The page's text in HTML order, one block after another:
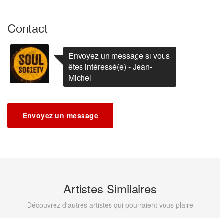
Contact
Envoyez un message si vous
êtes intéressé(e) - Jean-
Michel
Envoyez un message
Artistes Similaires
Découvrez d'autres artistes qui pourraient vous plaire